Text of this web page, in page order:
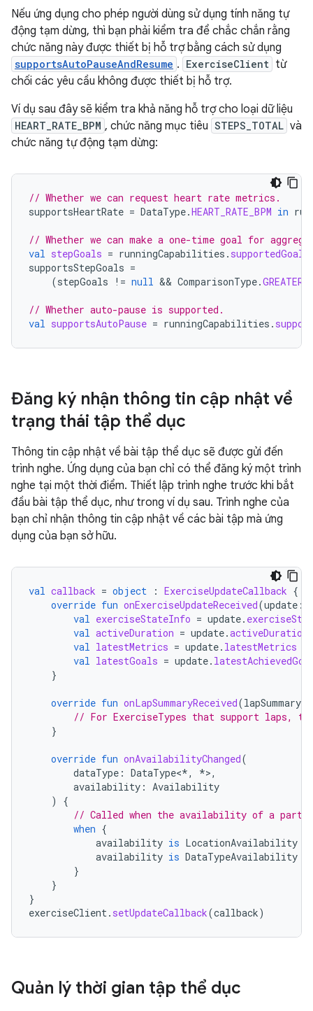
Nếu ứng dụng cho phép người dùng sử dụng tính năng tự
động tạm dừng, thì bạn phải kiểm tra để chắc chắn rằng
chức năng này được thiết bị hỗ trợ bằng cách sử dụng
supportsAutoPauseAndResume . ExerciseClient từ
chối các yêu cầu không được thiết bị hỗ trợ.
Ví dụ sau đây sẽ kiểm tra khả năng hỗ trợ cho loại dữ liệu
HEART_RATE_BPM , chức năng mục tiêu STEPS_TOTAL và
chức năng tự động tạm dừng:
// Whether we can request heart rate metrics.
supportsHeartRate = DataType.HEART_RATE_BPM in
// Whether we can make a one-time goal for
val stepGoals = runningCapabilities . supportedGoals
supportsStepGoals =
(stepGoals != null && ComparisonType.
// Whether auto-pause is supported.
val supportsAutoPause = runningCapabilities .
Đăng ký nhận thông tin cập nhật về
trạng thái tập thể dục
Thông tin cập nhật về bài tập thể dục sẽ được gửi đến
trình nghe. Ứng dụng của bạn chỉ có thể đăng ký một trình
nghe tại một thời điểm. Thiết lập trình nghe trước khi bắt
đầu bài tập thể dục, như trong ví dụ sau. Trình nghe của
bạn chỉ nhận thông tin cập nhật về các bài tập mà ứng
dụng của bạn sở hữu.
val callback = object : ExerciseUpdateCallback {
override fun onExerciseUpdateReceived(update :
val exerciseStateInfo = update.
val activeDuration = update.
val latestMetrics = update. latestMetrics
val latestGoals = update.
}
override fun onLapSummaryReceived(lapSummary
// For ExerciseTypes that support laps,
}
override fun onAvailabilityChanged(
dataType : DataType<*, *>,
availability : Availability
)
{
// Called when the availability of a
when {
availability is LocationAvailability
availability is DataTypeAvailability
}
}
}
exerciseClient. setUpdateCallback(callback)
Quản lý thời gian tập thể dục